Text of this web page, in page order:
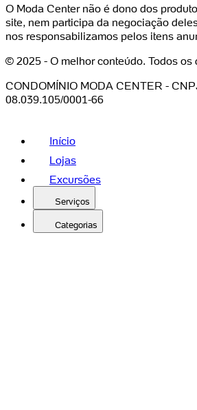
O Moda Center não é dono dos
site, nem participa da negociação
nos responsabilizamos pelos itens
© 2025 - O melhor conteúdo. Todos os
CONDOMÍNIO MODA CENTER -
08.039.105/0001-66
Início
Lojas
Excursões
Serviços
Categorias